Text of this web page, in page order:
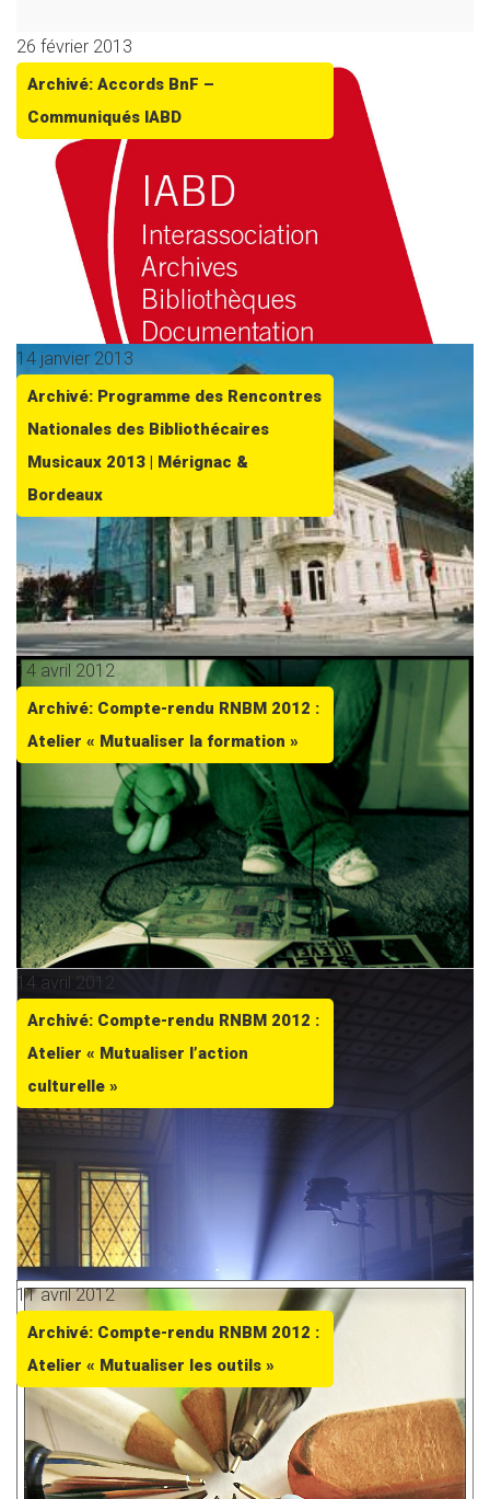
26 février 2013
Archivé: Accords BnF –
Communiqués IABD
14 janvier 2013
Archivé: Programme des Rencontres
Nationales des Bibliothécaires
Musicaux 2013 | Mérignac &
Bordeaux
14 avril 2012
Archivé: Compte-rendu RNBM 2012 :
Atelier « Mutualiser la formation »
14 avril 2012
Archivé: Compte-rendu RNBM 2012 :
Atelier « Mutualiser l’action
culturelle »
11 avril 2012
Archivé: Compte-rendu RNBM 2012 :
Atelier « Mutualiser les outils »